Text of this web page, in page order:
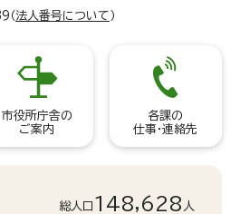
法人番号について ）
市役所庁舎の
ご案内
各課の
仕事・連絡先
総人口 148,628 人